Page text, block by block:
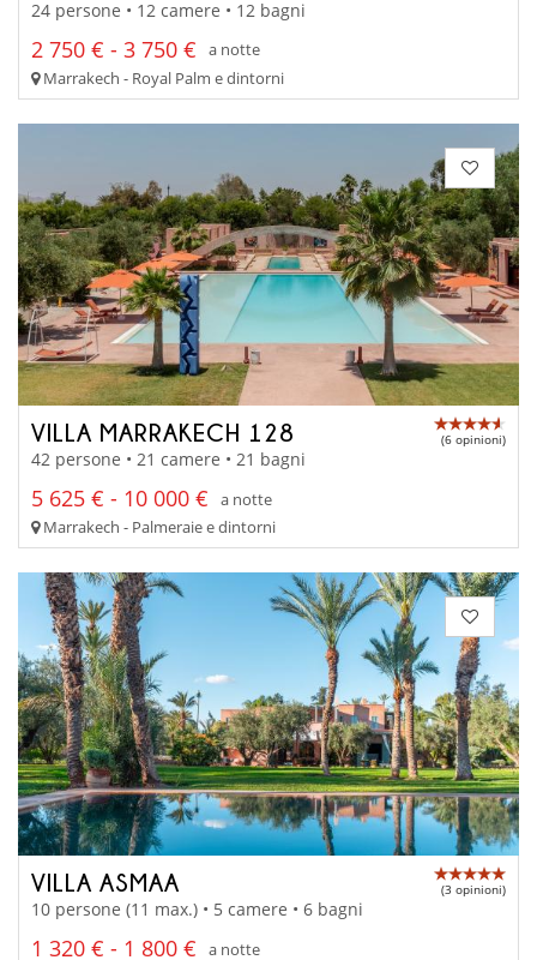
24 persone • 12 camere • 12 bagni
2 750 € - 3 750 €
a notte
Marrakech - Royal Palm e dintorni
VILLA MARRAKECH 128 (6 opinioni)
42 persone • 21 camere • 21 bagni
5 625 € - 10 000 €
a notte
Marrakech - Palmeraie e dintorni
VILLA ASMAA (3 opinioni)
10 persone (11 max.) • 5 camere • 6 bagni
1 320 € - 1 800 €
a notte